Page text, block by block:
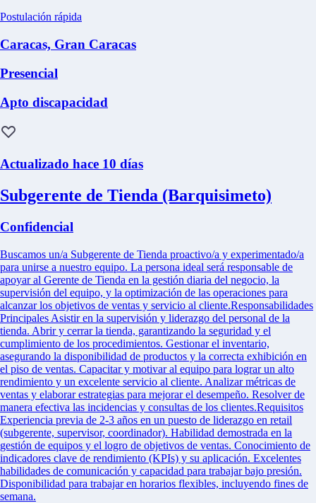
Postulación rápida
Caracas, Gran Caracas
Presencial
Apto discapacidad
Actualizado hace 10 días
Subgerente de Tienda (Barquisimeto)
Confidencial
Buscamos un/a Subgerente de Tienda proactivo/a y experimentado/a
para unirse a nuestro equipo. La persona ideal será responsable de
apoyar al Gerente de Tienda en la gestión diaria del negocio, la
supervisión del equipo, y la optimización de las operaciones para
alcanzar los objetivos de ventas y servicio al cliente.Responsabilidades
Principales Asistir en la supervisión y liderazgo del personal de la
tienda. Abrir y cerrar la tienda, garantizando la seguridad y el
cumplimiento de los procedimientos. Gestionar el inventario,
asegurando la disponibilidad de productos y la correcta exhibición en
el piso de ventas. Capacitar y motivar al equipo para lograr un alto
rendimiento y un excelente servicio al cliente. Analizar métricas de
ventas y elaborar estrategias para mejorar el desempeño. Resolver de
manera efectiva las incidencias y consultas de los clientes.Requisitos
Experiencia previa de 2-3 años en un puesto de liderazgo en retail
(subgerente, supervisor, coordinador). Habilidad demostrada en la
gestión de equipos y el logro de objetivos de ventas. Conocimiento de
indicadores clave de rendimiento (KPIs) y su aplicación. Excelentes
habilidades de comunicación y capacidad para trabajar bajo presión.
Disponibilidad para trabajar en horarios flexibles, incluyendo fines de
semana.